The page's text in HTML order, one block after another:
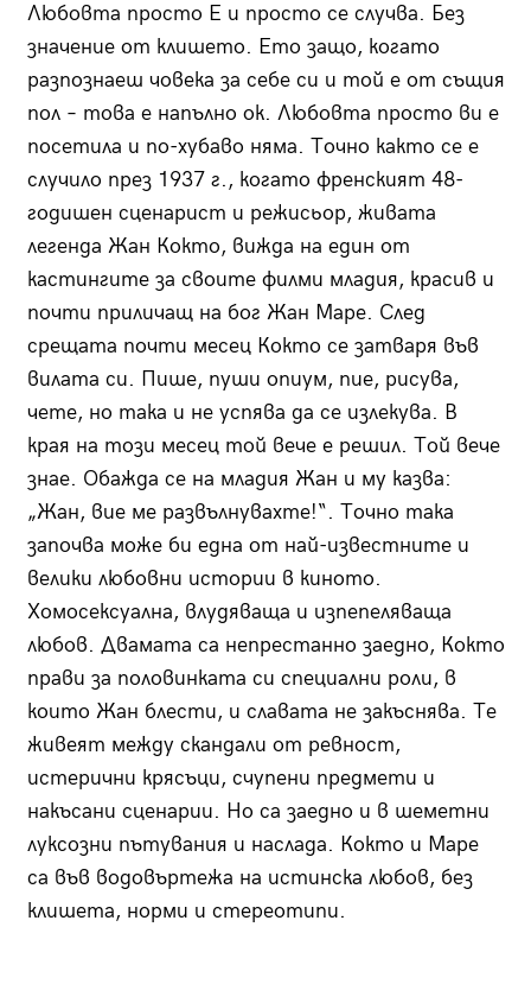
Любовта просто Е и просто се случва. Без
значение от клишето. Ето защо, когато
разпознаеш човека за себе си и той е от същия
пол – това е напълно ок. Любовта просто ви е
посетила и по-хубаво няма. Точно както се е
случило през 1937 г., когато френският 48-
годишен сценарист и режисьор, живата
легенда Жан Кокто, вижда на един от
кастингите за своите филми младия, красив и
почти приличащ на бог Жан Маре. След
срещата почти месец Кокто се затваря във
вилата си. Пише, пуши опиум, пие, рисува,
чете, но така и не успява да се излекува. В
края на този месец той вече е решил. Той вече
знае. Обажда се на младия Жан и му казва:
„Жан, вие ме развълнувахте!“. Точно така
започва може би една от най-известните и
велики любовни истории в киното.
Хомосексуална, влудяваща и изпепеляваща
любов. Двамата са непрестанно заедно, Кокто
прави за половинката си специални роли, в
които Жан блести, и славата не закъснява. Те
живеят между скандали от ревност,
истерични крясъци, счупени предмети и
накъсани сценарии. Но са заедно и в шеметни
луксозни пътувания и наслада. Кокто и Маре
са във водовъртежа на истинска любов, без
клишета, норми и стереотипи.